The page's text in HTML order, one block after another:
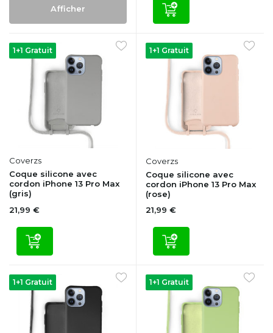
Afficher
1+1 Gratuit
Coverzs
Coque silicone avec
cordon iPhone 13 Pro Max
(gris)
21,99 €
1+1 Gratuit
Coverzs
Coque silicone avec
cordon iPhone 13 Pro Max
(rose)
21,99 €
1+1 Gratuit 1+1 Gratuit